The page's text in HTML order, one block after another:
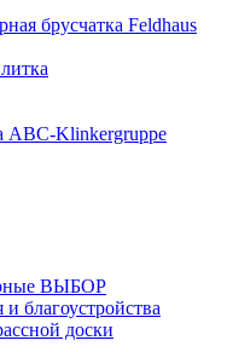
брусчатка Feldhaus
ABC-Klinkergruppe
ВЫБОР
благоустройства
доски